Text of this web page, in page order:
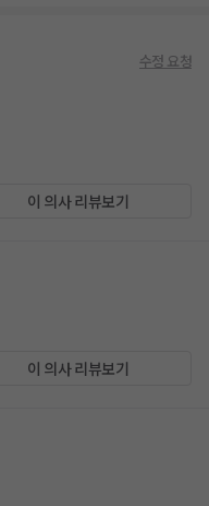
수정 요청
이 의사 리뷰보기
이 의사 리뷰보기